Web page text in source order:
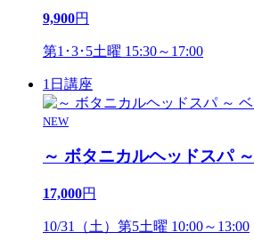
9,900円
第1･3･5土曜 15:30～17:00
1日講座
NEW
～ ボタニカルヘッドスパ
17,000円
10/31（土）第5土曜 10:00～13:00